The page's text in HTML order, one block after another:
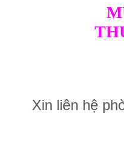
Xin liên hệ